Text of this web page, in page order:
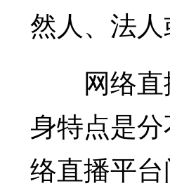
然人、法
网络直
身特点是
络直播平